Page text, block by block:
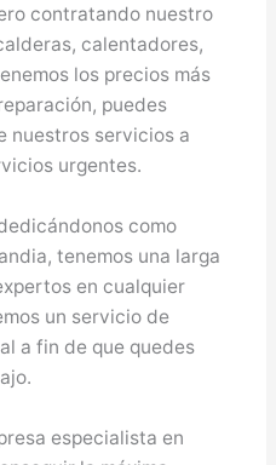
contratando nuestro
calentadores,
los precios más
puedes
nuestros servicios a
urgentes.
como
tenemos una larga
en cualquier
un servicio de
a fin de que quedes
especialista en